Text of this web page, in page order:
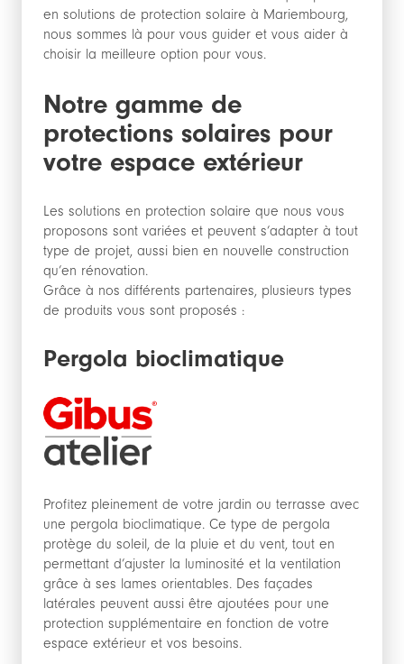
en solutions de protection solaire à Mariembourg,
nous sommes là pour vous guider et vous aider à
choisir la meilleure option pour vous.
Notre gamme de
protections solaires pour
votre espace extérieur
Les solutions en protection solaire que nous vous
proposons sont variées et peuvent s’adapter à tout
type de projet, aussi bien en nouvelle construction
qu’en rénovation.
Grâce à nos différents partenaires, plusieurs types
de produits vous sont proposés :
Pergola bioclimatique
Profitez pleinement de votre jardin ou terrasse avec
une pergola bioclimatique. Ce type de pergola
protège du soleil, de la pluie et du vent, tout en
permettant d’ajuster la luminosité et la ventilation
grâce à ses lames orientables. Des façades
latérales peuvent aussi être ajoutées pour une
protection supplémentaire en fonction de votre
espace extérieur et vos besoins.